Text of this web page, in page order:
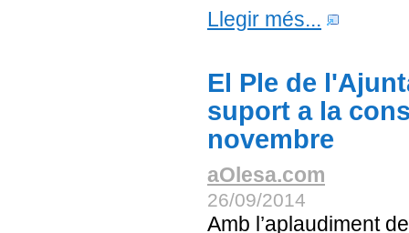
Llegir més...
El Ple de
suport a la
novembre
aOlesa.com
26/09/2014
Amb l’aplaudiment